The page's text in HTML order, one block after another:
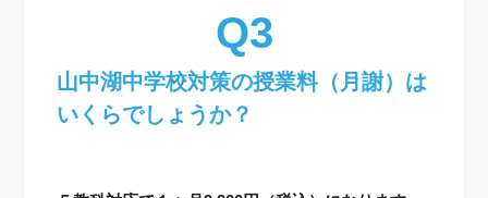
山中湖中学校対策の授業料（月謝）は
いくらでしょうか？